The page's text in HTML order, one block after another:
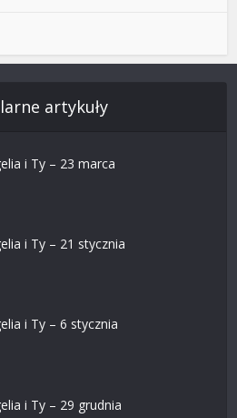
artykuły
i Ty – 23 marca
i Ty – 21 stycznia
i Ty – 6 stycznia
i Ty – 29 grudnia